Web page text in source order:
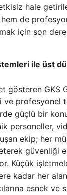
hale
de
için son
ile üst
gösteren GKS
ve profesyonel
güçlü bir
personeller,
ekip; her
güvenliği
Küçük
kadar her
esnek ve